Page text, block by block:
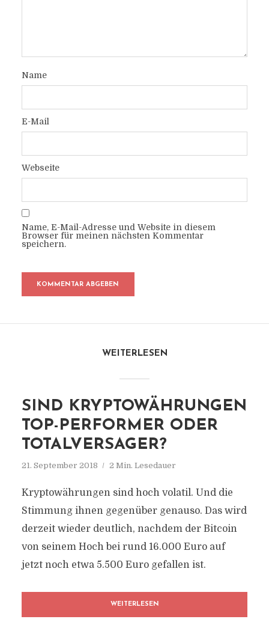
Name
E-Mail
Webseite
Name, E-Mail-Adresse und Website in diesem
Browser für meinen nächsten Kommentar
speichern.
WEITERLESEN
SIND KRYPTOWÄHRUNGEN
TOP-PERFORMER ODER
TOTALVERSAGER?
21. September 2018 2 Min. Lesedauer
Kryptowährungen sind hoch volatil. Und die
Stimmung ihnen gegenüber genauso. Das wird
derzeit wieder deutlich, nachdem der Bitcoin
von seinem Hoch bei rund 16.000 Euro auf
jetzt noch etwa 5.500 Euro gefallen ist.
WEITERLESEN